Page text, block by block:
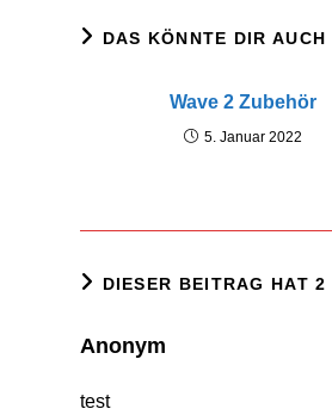
DAS KÖNNTE DIR
Wave 2 Zubehör
5. Januar 2022
DIESER BEITRAG HAT 2
Anonym
test